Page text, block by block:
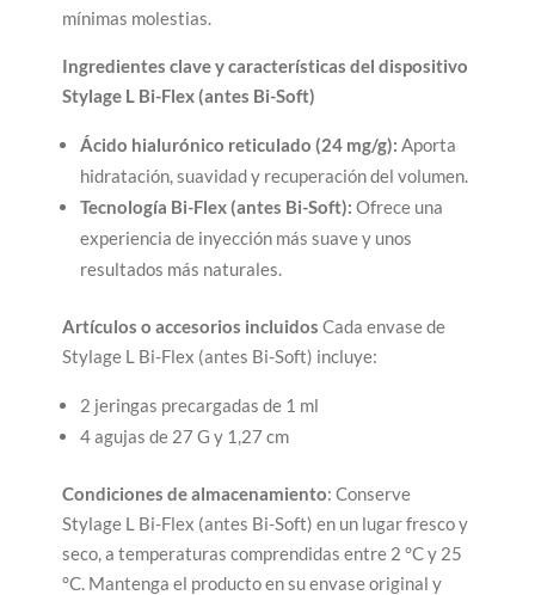
mínimas molestias.
Ingredientes clave y características del dispositivo
Stylage L Bi-Flex (antes Bi-Soft)
Ácido hialurónico reticulado (24 mg/g): Aporta
hidratación, suavidad y recuperación del volumen.
Tecnología Bi-Flex (antes Bi-Soft): Ofrece una
experiencia de inyección más suave y unos
resultados más naturales.
Artículos o accesorios incluidos Cada envase de
Stylage L Bi-Flex (antes Bi-Soft) incluye:
2 jeringas precargadas de 1 ml
4 agujas de 27 G y 1,27 cm
Condiciones de almacenamiento: Conserve
Stylage L Bi-Flex (antes Bi-Soft) en un lugar fresco y
seco, a temperaturas comprendidas entre 2 °C y 25
°C. Mantenga el producto en su envase original y